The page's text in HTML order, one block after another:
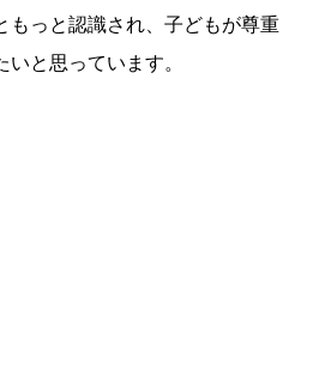
もっと認識され、子どもが尊重
と思っています。